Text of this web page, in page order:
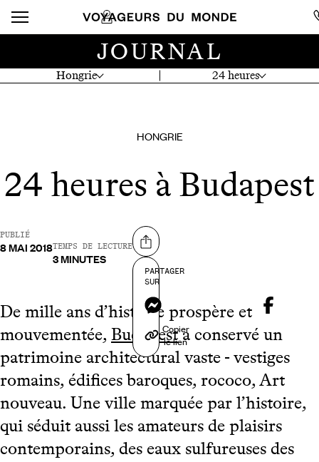
Hongrie 24 heures
JOURNAL
HONGRIE
24 heures à Budapest
PUBLIÉ
8 MAI 2018TEMPS DE LECTURE
3 MINUTES
Partager sur
PARTAGER
SUR
Messenger
Copier
le lien
De mille ans d’histoire prospère et
mouvementée, Budapesta conservé un
patrimoine architectural vaste - vestiges
romains, édifices baroques, rococo, Art
nouveau. Une ville marquée par l’histoire,
qui séduit aussi les amateurs de plaisirs
contemporains, des eaux sulfureuses des